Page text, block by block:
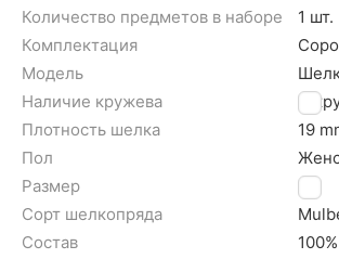
Количество предметов в наборе
1 шт.
Комплектация
Модель
Наличие кружева
С
Плотность шелка
19
Пол
Размер
L
Сорт шелкопряда
Состав